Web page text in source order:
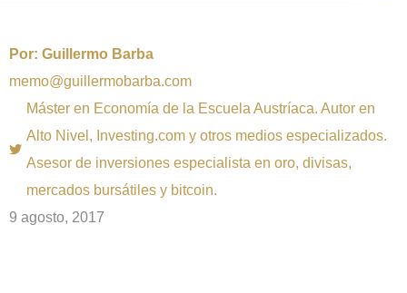
Por: Guillermo Barba
memo@guillermobarba.com
Máster en Economía de la Escuela Austríaca. Autor en
Alto Nivel, Investing.com y otros medios especializados.
Asesor de inversiones especialista en oro, divisas,
mercados bursátiles y bitcoin.
9 agosto, 2017